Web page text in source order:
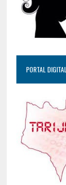
PORTAL